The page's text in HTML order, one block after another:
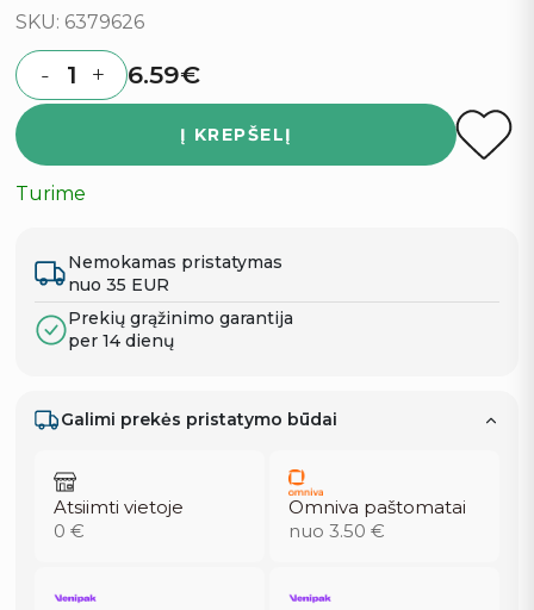
SKU: 6379626
Quantity
- + 6.59€
Į KREPŠELĮ
Turime
Nemokamas pristatymas
nuo 35 EUR
Prekių grąžinimo garantija
per 14 dienų
Galimi prekės pristatymo būdai
Atsiimti vietoje
0 €
Omniva paštomatai
nuo 3.50 €